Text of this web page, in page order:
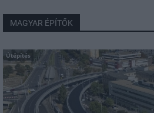
MAGYAR ÉPÍTŐK
Útépítés